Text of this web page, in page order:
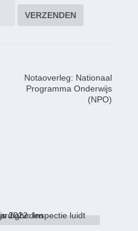
Notaoverleg: Nationaal
Programma Onderwijs
(NPO)